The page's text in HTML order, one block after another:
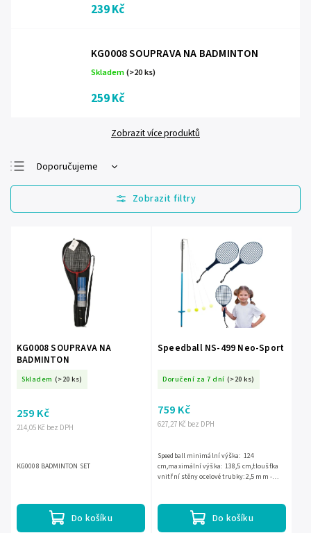
239 Kč
KG0008 SOUPRAVA NA BADMINTON
Skladem(>20 ks)
259 Kč
Zobrazit více produktů
Doporučujeme
Nejlevnější
Nejdražší
Abecedně
KG0008 SOUPRAVA NA
BADMINTON
Skladem (>20 ks)
214,05 Kč bez DPH
259 Kč
Do košíku
KG0008 BADMINTON SET
Speedball NS-499 Neo-Sport
Doručení za 7 dní (>20 ks)
627,27 Kč bez DPH
759 Kč
Do košíku
Speedball minimální výška: 124
cm,maximální výška: 138,5 cm,tloušťka
vnitřní stěny ocelové trubky: 2,5 mm -